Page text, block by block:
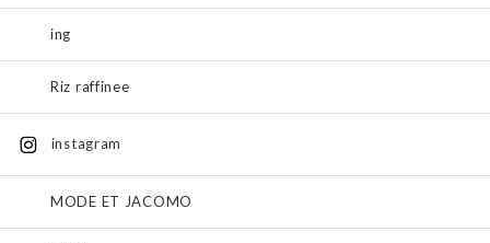
ing
Riz raffinee
instagram
MODE ET JACOMO